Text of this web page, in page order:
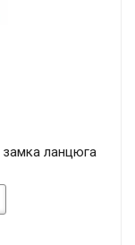
замка ланцюга